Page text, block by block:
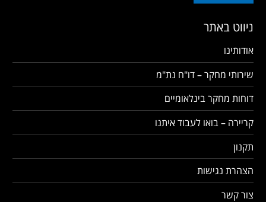
ניווט באתר
אודותינו
שירותי מחקר – דו"ח נת"מ
דוחות מחקר בינלאומיים
קריירה – בואו לעבוד איתנו
תקנון
הצהרת נגישות
צור קשר